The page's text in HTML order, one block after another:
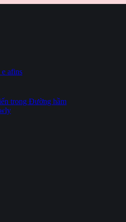
afins
trong Đường hầm